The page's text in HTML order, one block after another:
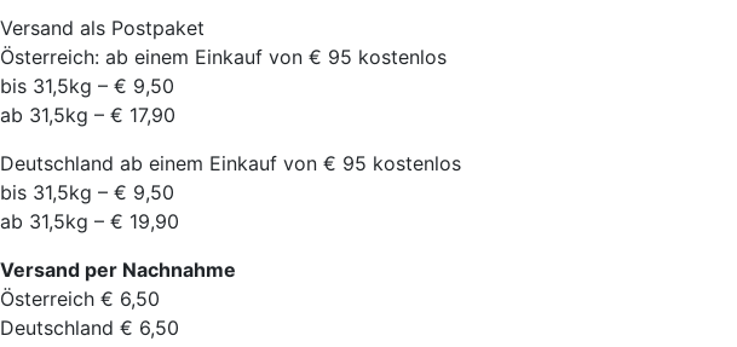
Versand als Postpaket
Österreich: ab einem Einkauf von € 95 kostenlos
bis 31,5kg – € 9,50
ab 31,5kg – € 17,90
Deutschland ab einem Einkauf von € 95 kostenlos
bis 31,5kg – € 9,50
ab 31,5kg – € 19,90
Versand per Nachnahme
Österreich € 6,50
Deutschland € 6,50